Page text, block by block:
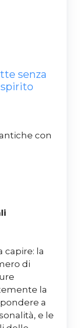
senza
spirito
con
la
di
la
a
e le